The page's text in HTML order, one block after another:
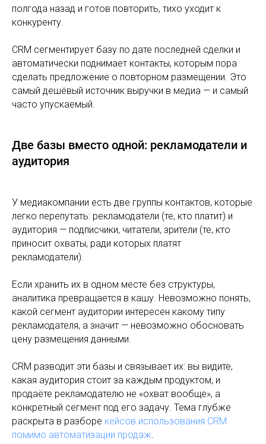
полгода назад и готов повторить, тихо уходит к
конкуренту.
CRM сегментирует базу по дате последней сделки и
автоматически поднимает контакты, которым пора
сделать предложение о повторном размещении. Это
самый дешёвый источник выручки в медиа — и самый
часто упускаемый.
Две базы вместо одной: рекламодатели и
аудитория
У медиакомпании есть две группы контактов, которые
легко перепутать: рекламодатели (те, кто платит) и
аудитория — подписчики, читатели, зрители (те, кто
приносит охваты, ради которых платят
рекламодатели).
Если хранить их в одном месте без структуры,
аналитика превращается в кашу. Невозможно понять,
какой сегмент аудитории интересен какому типу
рекламодателя, а значит — невозможно обосновать
цену размещения данными.
CRM разводит эти базы и связывает их: вы видите,
какая аудитория стоит за каждым продуктом, и
продаёте рекламодателю не «охват вообще», а
конкретный сегмент под его задачу. Тема глубже
раскрыта в разборе кейсов использования CRM
помимо автоматизации продаж.